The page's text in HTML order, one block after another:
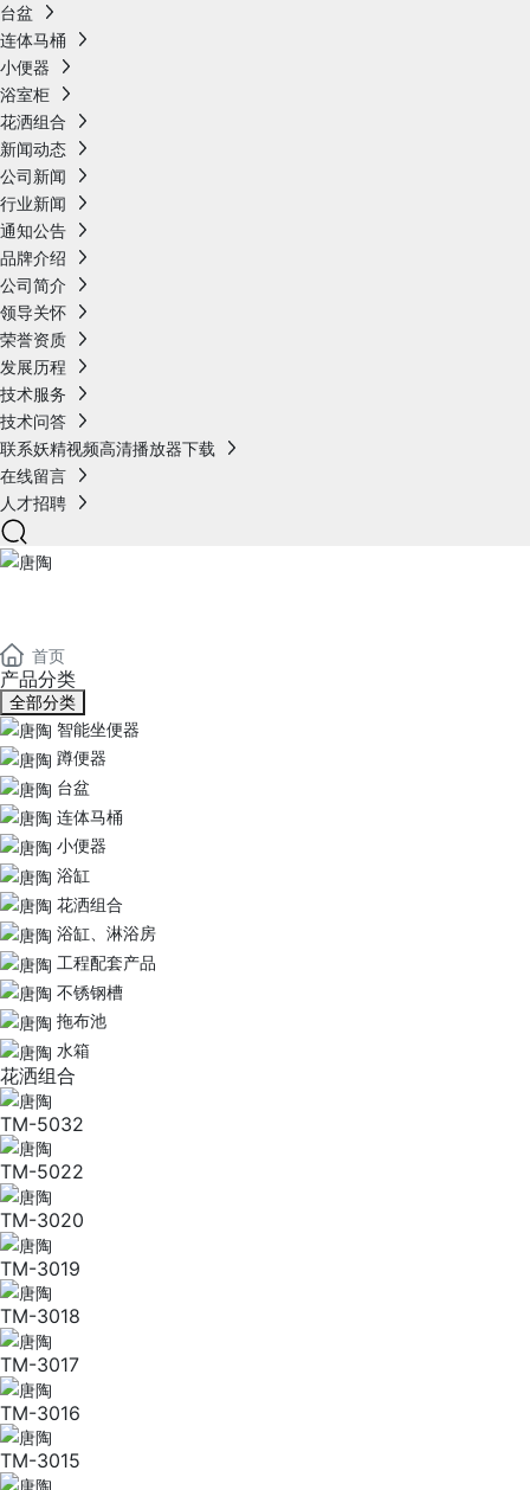
台盆
连体马桶
小便器
浴室柜
花洒组合
新闻动态
公司新闻
行业新闻
通知公告
品牌介绍
公司简介
领导关怀
荣誉资质
发展历程
技术服务
技术问答
联系妖精视频高清播放器下载
在线留言
人才招聘
首页
产品分类
全部分类
智能坐便器
蹲便器
台盆
连体马桶
小便器
浴缸
花洒组合
浴缸、淋浴房
工程配套产品
不锈钢槽
拖布池
水箱
花洒组合
TM-5032
TM-5022
TM-3020
TM-3019
TM-3018
TM-3017
TM-3016
TM-3015